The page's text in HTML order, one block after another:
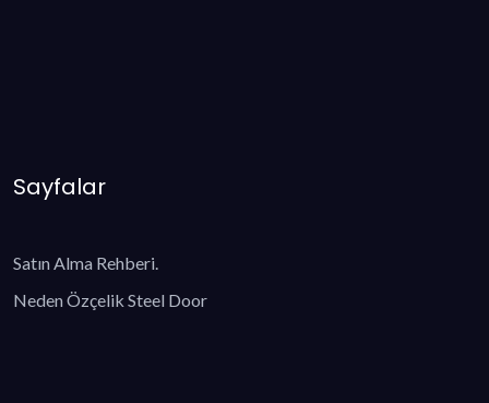
Sayfalar
Satın Alma Rehberi.
Neden Özçelik Steel Door